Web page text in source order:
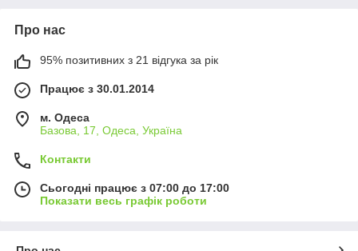
Про нас
95% позитивних з 21 відгука за рік
Працює з 30.01.2014
м. Одеса
Базова, 17, Одеса, Україна
Контакти
Сьогодні працює з 07:00 до 17:00
Показати весь графік роботи